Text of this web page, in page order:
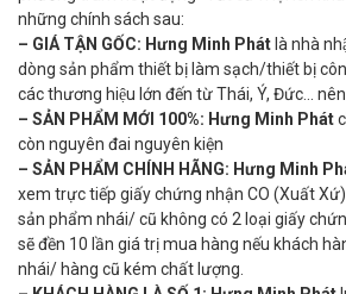
những chính sách sau:
– GIÁ TẬN GỐC: Hưng Minh Phát là nhà
dòng sản phẩm thiết bị làm sạch/thiết bị
các thương hiệu lớn đến từ Thái, Ý, Đức...
– SẢN PHẨM MỚI 100%: Hưng Minh Phát
còn nguyên đai nguyên kiện
– SẢN PHẨM CHÍNH HÃNG: Hưng Minh
xem trực tiếp giấy chứng nhận CO (Xuất
sản phẩm nhái/ cũ không có 2 loại giấy
sẽ đền 10 lần giá trị mua hàng nếu khách
nhái/ hàng cũ kém chất lượng.